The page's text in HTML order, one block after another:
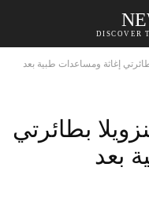
DISCOVER
إغاثة ومساعدات طبية بعد
بطائرتي
بعد